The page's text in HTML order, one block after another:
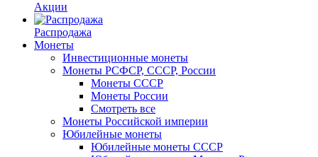
Акции
Распродажа
Монеты
Инвестиционные монеты
Монеты РСФСР, СССР, России
Монеты СССР
Монеты России
Смотреть все
Монеты Российской империи
Юбилейные монеты
Юбилейные монеты СССР